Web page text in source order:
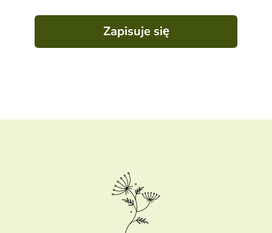
Zapisuje się